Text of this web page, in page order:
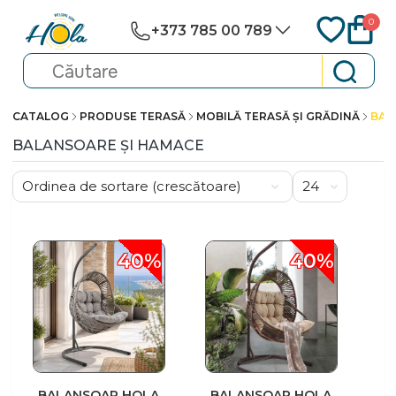
+373 785 00 789
0
CATALOG PRODUSE TERASĂ MOBILĂ TERASĂ ȘI GRĂDINĂ
BALANSOARE ȘI HAMACE
40% 40%